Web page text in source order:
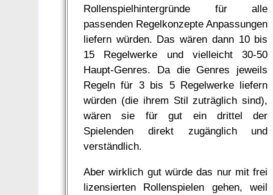
Rollenspielhintergründe für alle
passenden Regelkonzepte Anpassungen
liefern würden. Das wären dann 10 bis
15 Regelwerke und vielleicht 30-50
Haupt-Genres. Da die Genres jeweils
Regeln für 3 bis 5 Regelwerke liefern
würden (die ihrem Stil zuträglich sind),
wären sie für gut ein drittel der
Spielenden direkt zugänglich und
verständlich.
Aber wirklich gut würde das nur mit frei
lizensierten Rollenspielen gehen, weil